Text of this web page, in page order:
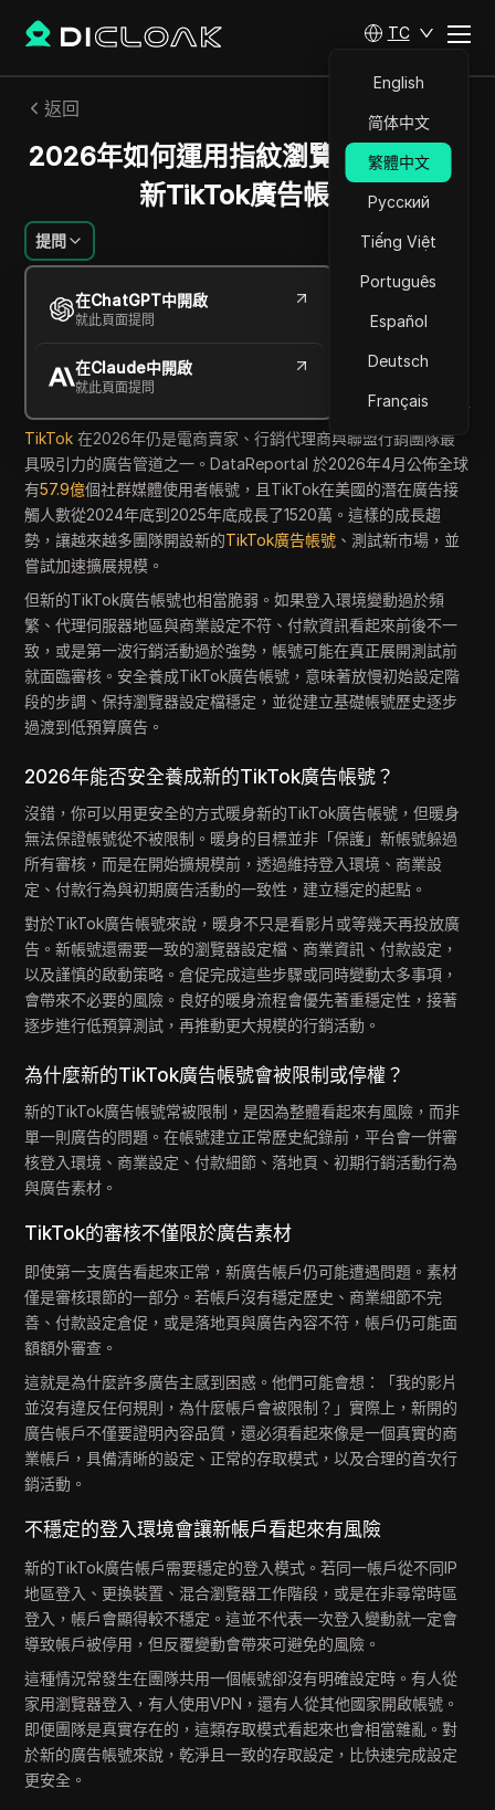
TC
English
简体中文
繁體中文
Русский
Tiếng Việt
Português
Español
Deutsch
Français
返回
2026年如何運用指紋瀏覽器安全養成
新TikTok廣告帳號
提問
在ChatGPT中開啟
就此頁面提問
在Claude中開啟
就此頁面提問
Jessica Wardell
2026年7月 11 分鐘 閱讀
Copy Link
TikTok 在2026年仍是電商賣家、行銷代理商與聯盟行銷團隊最
具吸引力的廣告管道之一。DataReportal 於2026年4月公佈全球
有57.9億個社群媒體使用者帳號，且TikTok在美國的潛在廣告接
觸人數從2024年底到2025年底成長了1520萬。這樣的成長趨
勢，讓越來越多團隊開設新的TikTok廣告帳號 、測試新市場，並
嘗試加速擴展規模。
但新的TikTok廣告帳號也相當脆弱。如果登入環境變動過於頻
繁、代理伺服器地區與商業設定不符、付款資訊看起來前後不一
致，或是第一波行銷活動過於強勢，帳號可能在真正展開測試前
就面臨審核。安全養成TikTok廣告帳號，意味著放慢初始設定階
段的步調、保持瀏覽器設定檔穩定，並從建立基礎帳號歷史逐步
過渡到低預算廣告。
2026年能否安全養成新的TikTok廣告帳號？
沒錯，你可以用更安全的方式暖身新的TikTok廣告帳號，但暖身
無法保證帳號從不被限制。暖身的目標並非「保護」新帳號躲過
所有審核，而是在開始擴規模前，透過維持登入環境、商業設
定、付款行為與初期廣告活動的一致性，建立穩定的起點。
對於TikTok廣告帳號來說，暖身不只是看影片或等幾天再投放廣
告。新帳號還需要一致的瀏覽器設定檔、商業資訊、付款設定，
以及謹慎的啟動策略。倉促完成這些步驟或同時變動太多事項，
會帶來不必要的風險。良好的暖身流程會優先著重穩定性，接著
逐步進行低預算測試，再推動更大規模的行銷活動。
為什麼新的TikTok廣告帳號會被限制或停權？
新的TikTok廣告帳號常被限制，是因為整體看起來有風險，而非
單一則廣告的問題。在帳號建立正常歷史紀錄前，平台會一併審
核登入環境、商業設定、付款細節、落地頁、初期行銷活動行為
與廣告素材。
TikTok的審核不僅限於廣告素材
即使第一支廣告看起來正常，新廣告帳戶仍可能遭遇問題。素材
僅是審核環節的一部分。若帳戶沒有穩定歷史、商業細節不完
善、付款設定倉促，或是落地頁與廣告內容不符，帳戶仍可能面
額額外審查。
這就是為什麼許多廣告主感到困惑。他們可能會想：「我的影片
並沒有違反任何規則，為什麼帳戶會被限制？」實際上，新開的
廣告帳戶不僅要證明內容品質，還必須看起來像是一個真實的商
業帳戶，具備清晰的設定、正常的存取模式，以及合理的首次行
銷活動。
不穩定的登入環境會讓新帳戶看起來有風險
新的TikTok廣告帳戶需要穩定的登入模式。若同一帳戶從不同IP
地區登入、更換裝置、混合瀏覽器工作階段，或是在非尋常時區
登入，帳戶會顯得較不穩定。這並不代表一次登入變動就一定會
導致帳戶被停用，但反覆變動會帶來可避免的風險。
這種情況常發生在團隊共用一個帳號卻沒有明確設定時。有人從
家用瀏覽器登入，有人使用VPN，還有人從其他國家開啟帳號。
即便團隊是真實存在的，這類存取模式看起來也會相當雜亂。對
於新的廣告帳號來說，乾淨且一致的存取設定，比快速完成設定
更安全。